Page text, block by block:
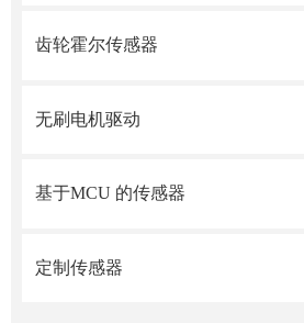
齿轮霍尔传感器
无刷电机驱动
基于MCU 的传感器
定制传感器